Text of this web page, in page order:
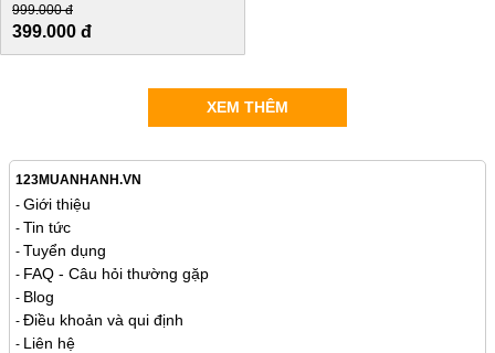
999.000 đ
399.000 đ
XEM THÊM
123MUANHANH.VN
- Giới thiệu
- Tin tức
- Tuyển dụng
- FAQ - Câu hỏi thường gặp
- Blog
- Điều khoản và qui định
- Liên hệ